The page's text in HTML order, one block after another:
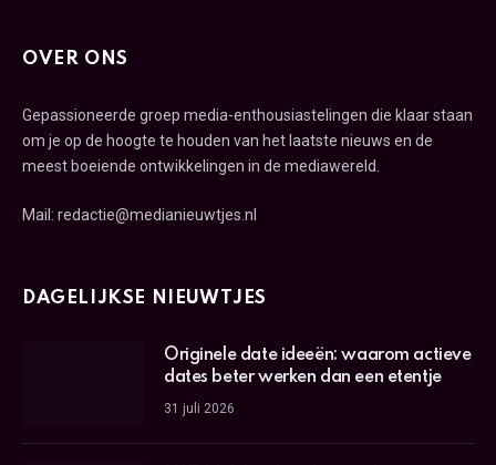
OVER ONS
Gepassioneerde groep media-enthousiastelingen die klaar staan
om je op de hoogte te houden van het laatste nieuws en de
meest boeiende ontwikkelingen in de mediawereld.
Mail: redactie@medianieuwtjes.nl
DAGELIJKSE NIEUWTJES
Originele date ideeën: waarom actieve
dates beter werken dan een etentje
31 juli 2026